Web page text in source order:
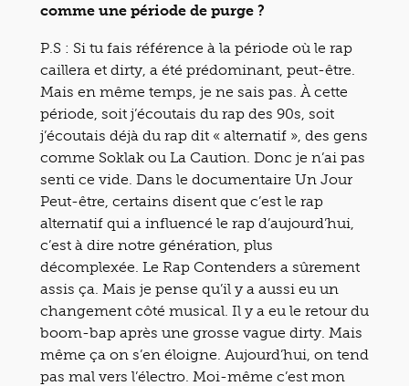
comme une période de purge ?
P.S : Si tu fais référence à la période où le rap
caillera et dirty, a été prédominant, peut-être.
Mais en même temps, je ne sais pas. À cette
période, soit j’écoutais du rap des 90s, soit
j’écoutais déjà du rap dit « alternatif », des gens
comme Soklak ou La Caution. Donc je n’ai pas
senti ce vide. Dans le documentaire Un Jour
Peut-être, certains disent que c’est le rap
alternatif qui a influencé le rap d’aujourd’hui,
c’est à dire notre génération, plus
décomplexée. Le Rap Contenders a sûrement
assis ça. Mais je pense qu’il y a aussi eu un
changement côté musical. Il y a eu le retour du
boom-bap après une grosse vague dirty. Mais
même ça on s’en éloigne. Aujourd’hui, on tend
pas mal vers l’électro. Moi-même c’est mon